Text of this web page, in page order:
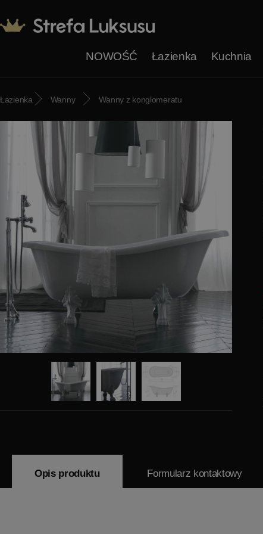
NOWOŚĆ Łazienka Kuchnia
Łazienka Wanny Wanny z konglomeratu
Opis produktu Formularz kontaktowy